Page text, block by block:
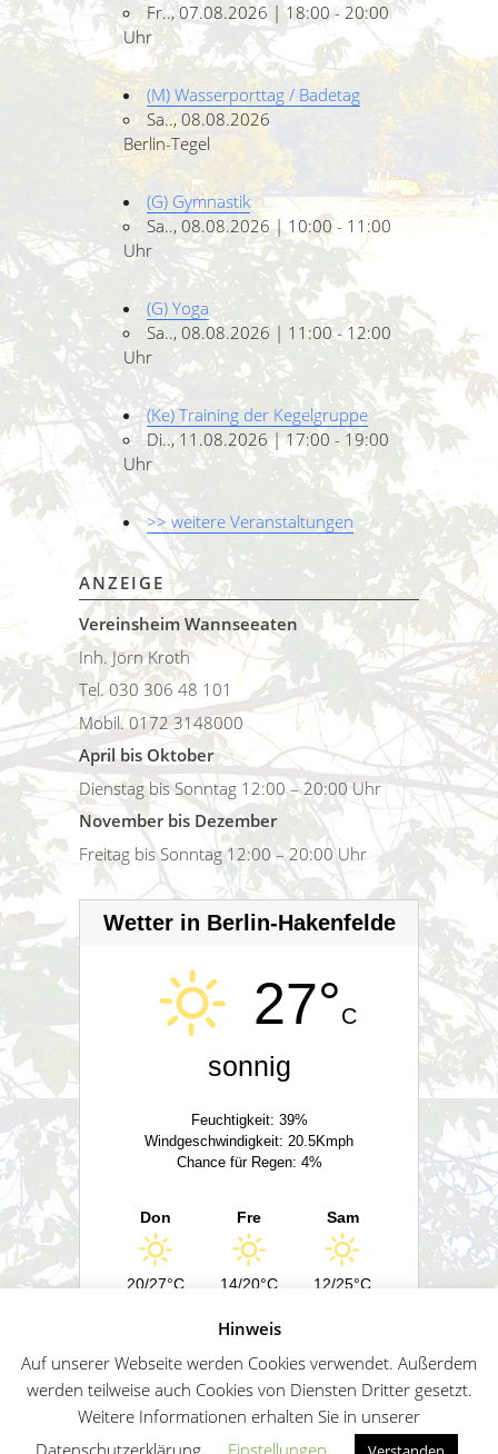
Fr.., 07.08.2026 | 18:00 - 20:00
Uhr
(M) Wasserporttag / Badetag
Sa.., 08.08.2026
Berlin-Tegel
(G) Gymnastik
Sa.., 08.08.2026 | 10:00 - 11:00
Uhr
(G) Yoga
Sa.., 08.08.2026 | 11:00 - 12:00
Uhr
(Ke) Training der Kegelgruppe
Di.., 11.08.2026 | 17:00 - 19:00
Uhr
>> weitere Veranstaltungen
ANZEIGE
Vereinsheim Wannseeaten
Inh. Jörn Kroth
Tel. 030 306 48 101
Mobil. 0172 3148000
April bis Oktober
Dienstag bis Sonntag 12:00 – 20:00 Uhr
November bis Dezember
Freitag bis Sonntag 12:00 – 20:00 Uhr
Wetter in Berlin-Hakenfelde
27°C
sonnig
Feuchtigkeit: 39%
Windgeschwindigkeit: 20.5Kmph
Chance für Regen: 4%
Don
20/27°C
Fre
14/20°C
Sam
12/25°C
Impressum Datenschutz Sitemap German
Hinweis
Auf unserer Webseite werden Cookies verwendet. Außerdem
werden teilweise auch Cookies von Diensten Dritter gesetzt.
Weitere Informationen erhalten Sie in unserer
Datenschutzerklärung.
Einstellungen